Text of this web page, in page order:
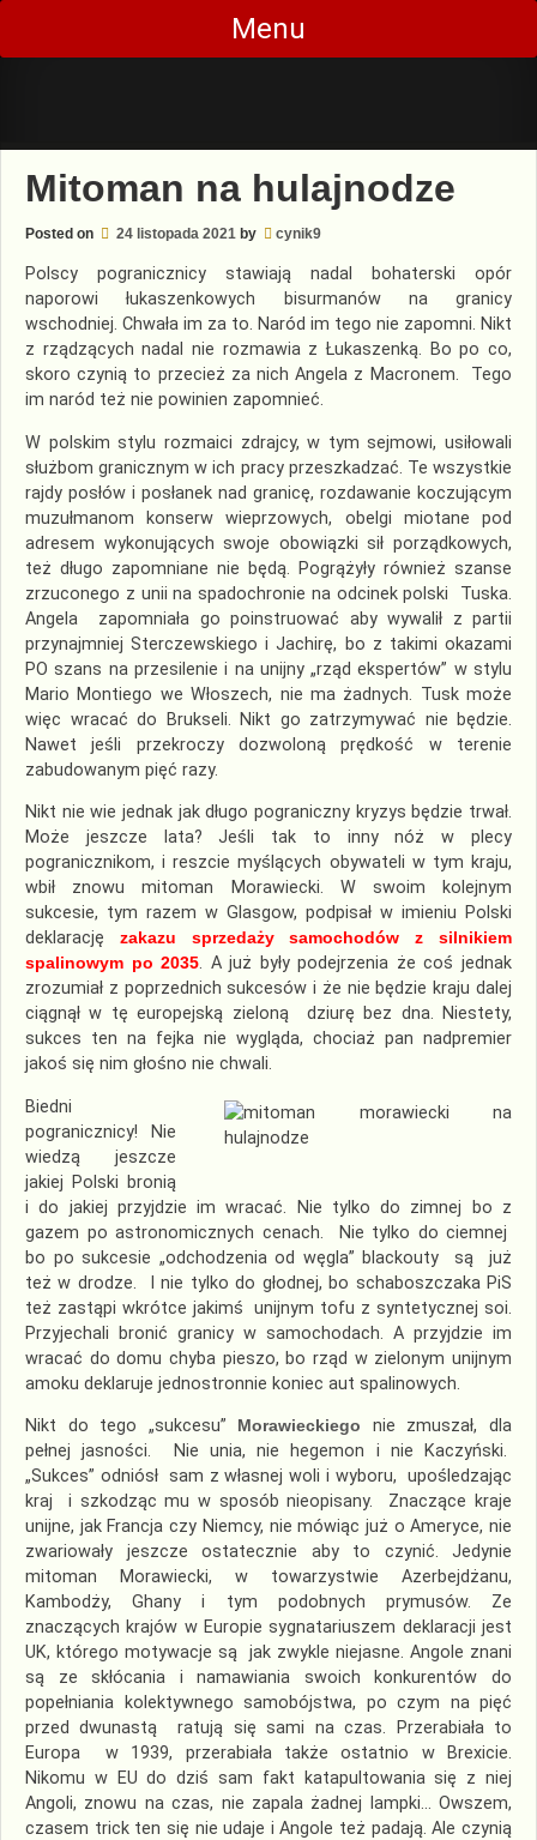
Skip
content
Menu
Mitoman na hulajnodze
Posted on 24 listopada 2021 by cynik9
Polscy pogranicznicy stawiają nadal bohaterski opór
naporowi łukaszenkowych bisurmanów na granicy
wschodniej. Chwała im za to. Naród im tego nie zapomni. Nikt
z rządzących nadal nie rozmawia z Łukaszenką. Bo po co,
skoro czynią to przecież za nich Angela z Macronem. Tego
im naród też nie powinien zapomnieć.
W polskim stylu rozmaici zdrajcy, w tym sejmowi, usiłowali
służbom granicznym w ich pracy przeszkadzać. Te wszystkie
rajdy posłów i posłanek nad granicę, rozdawanie koczującym
muzułmanom konserw wieprzowych, obelgi miotane pod
adresem wykonujących swoje obowiązki sił porządkowych,
też długo zapomniane nie będą. Pogrążyły również szanse
zrzuconego z unii na spadochronie na odcinek polski Tuska.
Angela zapomniała go poinstruować aby wywalił z partii
przynajmniej Sterczewskiego i Jachirę, bo z takimi okazami
PO szans na przesilenie i na unijny „rząd ekspertów” w stylu
Mario Montiego we Włoszech, nie ma żadnych. Tusk może
więc wracać do Brukseli. Nikt go zatrzymywać nie będzie.
Nawet jeśli przekroczy dozwoloną prędkość w terenie
zabudowanym pięć razy.
Nikt nie wie jednak jak długo pograniczny kryzys będzie trwał.
Może jeszcze lata? Jeśli tak to inny nóż w plecy
pogranicznikom, i reszcie myślących obywateli w tym kraju,
wbił znowu mitoman Morawiecki. W swoim kolejnym
sukcesie, tym razem w Glasgow, podpisał w imieniu Polski
deklarację zakazu sprzedaży samochodów z silnikiem
spalinowym po 2035. A już były podejrzenia że coś jednak
zrozumiał z poprzednich sukcesów i że nie będzie kraju dalej
ciągnął w tę europejską zieloną dziurę bez dna. Niestety,
sukces ten na fejka nie wygląda, chociaż pan nadpremier
jakoś się nim głośno nie chwali.
Biedni
pogranicznicy! Nie
wiedzą jeszcze
jakiej Polski bronią
i do jakiej przyjdzie im wracać. Nie tylko do zimnej bo z
gazem po astronomicznych cenach. Nie tylko do ciemnej
bo po sukcesie „odchodzenia od węgla” blackouty są już
też w drodze. I nie tylko do głodnej, bo schaboszczaka PiS
też zastąpi wkrótce jakimś unijnym tofu z syntetycznej soi.
Przyjechali bronić granicy w samochodach. A przyjdzie im
wracać do domu chyba pieszo, bo rząd w zielonym unijnym
amoku deklaruje jednostronnie koniec aut spalinowych.
Nikt do tego „sukcesu” Morawieckiego
nie zmuszał, dla
pełnej jasności. Nie unia, nie hegemon i nie Kaczyński.
„Sukces” odniósł sam z własnej woli i wyboru, upośledzając
kraj i szkodząc mu w sposób nieopisany. Znaczące kraje
unijne, jak Francja czy Niemcy, nie mówiąc już o Ameryce, nie
zwariowały jeszcze ostatecznie aby to czynić. Jedynie
mitoman Morawiecki, w towarzystwie Azerbejdżanu,
Kambodży, Ghany i tym podobnych prymusów. Ze
znaczących krajów w Europie sygnatariuszem deklaracji jest
UK, którego motywacje są jak zwykle niejasne. Angole znani
są ze skłócania i namawiania swoich konkurentów do
popełniania kolektywnego samobójstwa, po czym na pięć
przed dwunastą ratują się sami na czas. Przerabiała to
Europa w 1939, przerabiała także ostatnio w Brexicie.
Nikomu w EU do dziś sam fakt katapultowania się z niej
Angoli, znowu na czas, nie zapala żadnej lampki… Owszem,
czasem trick ten się nie udaje i Angole też padają. Ale czynią